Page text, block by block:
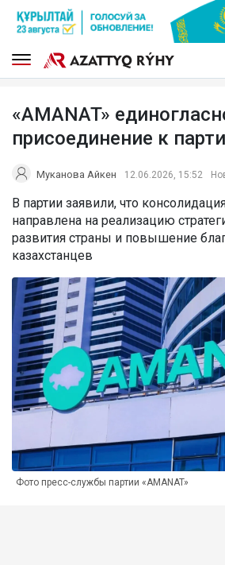
«AMANAT»
присоединение к
Муканова Айкен 12.06.2026, 15:52
В партии заявили, что
направлена на реализацию
развития страны и повышение
казахстанцев
Фото пресс-службы партии «AMANAT»